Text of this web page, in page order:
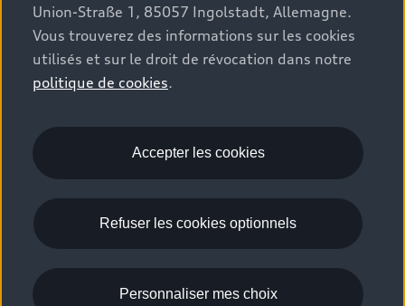
ne font pas partie de l'offre commerciale, mais servent
uniquement à des fins de comparaison entre les différents
types de véhicules. Les équipements et les accessoires (pièces
jointes, format des pneus, etc.) peuvent modifier les
les conditions météorologiques, les conditions de circulation
et le comportement de conduite individuel, affecter la
électrique, les émissions de CO2 et les performances du
véhicule.
Pour plus d'informations, voir www.audi.lu/fr/wltp/ ou
contactez votre concessionnaire Audi.
Union-Straße 1, 85057 Ingolstadt, Allemagne.
Vous trouverez des informations sur les cookies
utilisés et sur le droit de révocation dans notre
politique de cookies.
Accepter les cookies
Refuser les cookies optionnels
Personnaliser mes choix